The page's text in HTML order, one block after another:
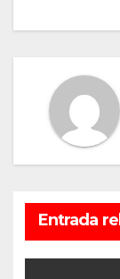
Entrada